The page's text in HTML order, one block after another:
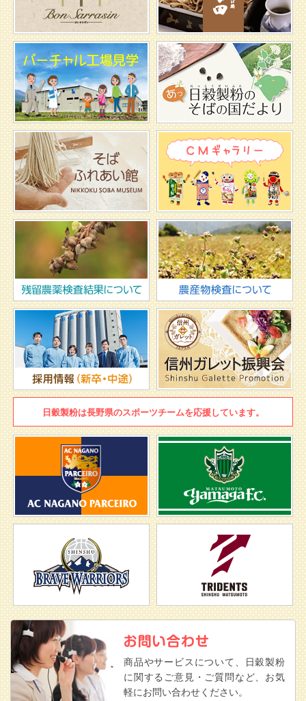
日穀製粉は長野県のスポーツチームを応援しています。
商品やサービスについて、日穀製粉
に関するご意見・ご質問など、お気
軽にお問い合わせください。